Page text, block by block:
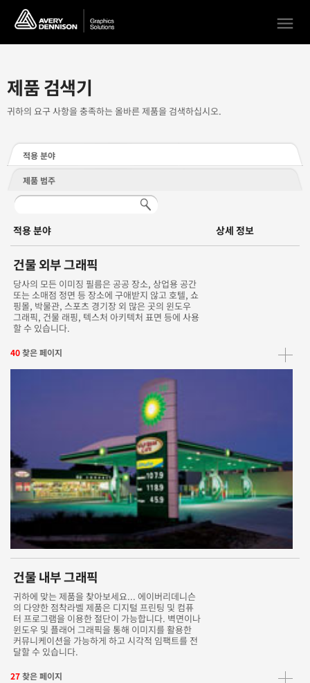
menu
제품 검색기
귀하의 요구 사항을 충족하는 올바른 제품을 검색하십시오.
적용 분야
제품 범주
적용 분야 상세 정보
건물 외부 그래픽
당사의 모든 이미징 필름은 공공 장소, 상업용 공간
또는 소매점 정면 등 장소에 구애받지 않고 호텔, 쇼
핑몰, 박물관, 스포츠 경기장 외 많은 곳의 윈도우
그래픽, 건물 래핑, 텍스처 아키텍처 표면 등에 사용
할 수 있습니다.
40찾은 페이지
건물 내부 그래픽
귀하에 맞는 제품을 찾아보세요... 에이버리데니슨
의 다양한 점착라벨 제품은 디지털 프린팅 및 컴퓨
터 프로그램을 이용한 절단이 가능합니다. 벽면이나
윈도우 및 플래어 그래픽을 통해 이미지를 활용한
커뮤니케이션을 가능하게 하고 시각적 임팩트를 전
달할 수 있습니다.
27찾은 페이지